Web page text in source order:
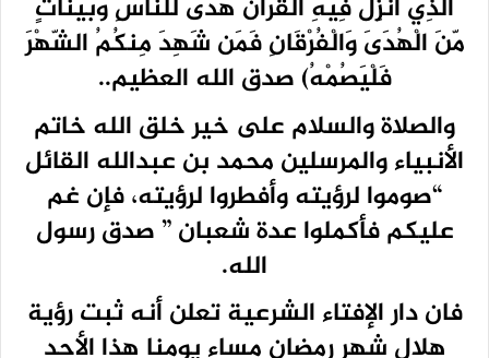
الّذِيَ أُنْزِلَ فِيهِ الْقُرْآنُ هُدًى لّلنّاسِ وَبَيّنَاتٍ
مّنَ الْهُدَىَ وَالْفُرْقَانِ فَمَن شَهِدَ مِنكُمُ الشّهْرَ
فَلْيَصُمْهُ) صدق الله العظيم..
والصلاة والسلام على خير خلق الله خاتم
الأنبياء والمرسلين محمد بن عبدالله القائل
“صوموا لرؤيته وأفطروا لرؤيته، فإن غم
عليكم فأكملوا عدة شعبان ” صدق رسول
الله.
فان دار الإفتاء الشرعية تعلن أنه ثبت رؤية
هلال شهر رمضان مساء يومنا هذا الأحد